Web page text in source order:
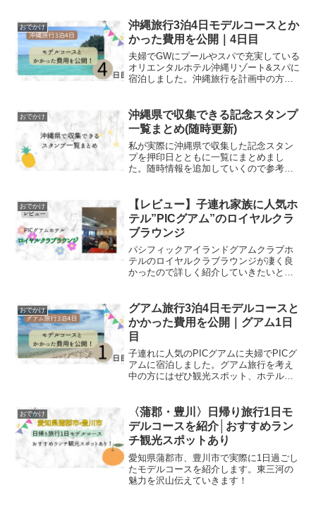
おでかけ
沖縄旅行3泊4日モデルコースとか
かった費用を公開｜4日目
夫婦でGWにプールやスパで充実している
オリエンタルホテル沖縄リゾート&スパに
宿泊しました。沖縄旅行を計画中の方に
す。3泊4日のモデルコースとかかった旅
費を公開します。
おでかけ
沖縄県で収集できる記念スタンプ
一覧まとめ(随時更新)
私が実際に沖縄県で収集した記念スタン
プを押印日とともに一覧にまとめまし
た。随時情報を追加していくので参考に
おでかけ
【レビュー】子連れ家族に人気ホ
テル”PICグアム”のロイヤルクラ
ブラウンジ
パシフィックアイランドグアムクラブホ
テルのロイヤルクラブラウンジが凄く良
かったので詳しく紹介していきたいと思
おでかけ
グアム旅行3泊4日モデルコースと
かかった費用を公開｜グアム1日
目
子連れに人気のPICグアムに夫婦でPICグ
アムに宿泊しました。グアム旅行を考え
中の方にはぜひ観光スポット、ホテル、
おでかけ
〈蒲郡・豊川〉日帰り旅行1日モ
デルコースを紹介│おすすめラン
チ観光スポットあり
愛知県蒲郡市、豊川市で実際に1日過ごし
たモデルコースを紹介します。東三河の
魅力を沢山伝えていきます！